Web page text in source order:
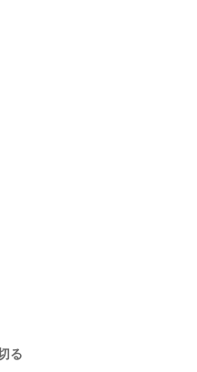
る